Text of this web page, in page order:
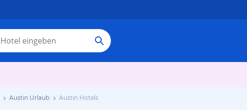
Austin Urlaub Austin Hotels